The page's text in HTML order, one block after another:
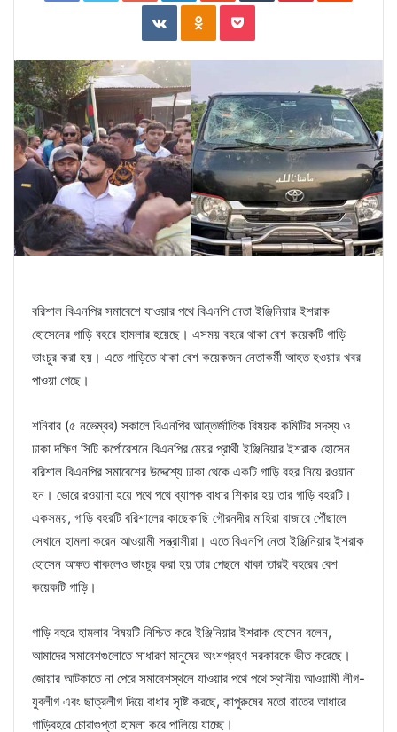
VKontakteOdnoklassniki
Pocket
বরিশাল বিএনপির সমাবেশে যাওয়ার পথে বিএনপি নেতা ইঞ্জিনিয়ার ইশরাক
হোসেনের গাড়ি বহরে হামলার হয়েছে। এসময় বহরে থাকা বেশ কয়েকটি গাড়ি
ভাংচুর করা হয়। এতে গাড়িতে থাকা বেশ কয়েকজন নেতাকর্মী আহত হওয়ার খবর
পাওয়া গেছে।
শনিবার (৫ নভেম্বর) সকালে বিএনপির আন্তর্জাতিক বিষয়ক কমিটির সদস্য ও
ঢাকা দক্ষিণ সিটি কর্পোরেশনে বিএনপির মেয়র প্রার্থী ইঞ্জিনিয়ার ইশরাক হোসেন
বরিশাল বিএনপির সমাবেশের উদ্দেশ্যে ঢাকা থেকে একটি গাড়ি বহর নিয়ে রওয়ানা
হন। ভোরে রওয়ানা হয়ে পথে পথে ব্যাপক বাধার শিকার হয় তার গাড়ি বহরটি।
একসময়, গাড়ি বহরটি বরিশালের কাছেকাছি গৌরনদীর মাহিরা বাজারে পৌঁছালে
সেখানে হামলা করেন আওয়ামী সন্ত্রাসীরা। এতে বিএনপি নেতা ইঞ্জিনিয়ার ইশরাক
হোসেন অক্ষত থাকলেও ভাংচুর করা হয় তার পেছনে থাকা তারই বহরের বেশ
কয়েকটি গাড়ি।
গাড়ি বহরে হামলার বিষয়টি নিশ্চিত করে ইঞ্জিনিয়ার ইশরাক হোসেন বলেন,
আমাদের সমাবেশগুলোতে সাধারণ মানুষের অংশগ্রহণ সরকারকে ভীত করেছে।
জোয়ার আটকাতে না পেরে সমাবেশস্থলে যাওয়ার পথে পথে স্থানীয় আওয়ামী লীগ-
যুবলীগ এবং ছাত্রলীগ দিয়ে বাধার সৃষ্টি করছে, কাপুরুষের মতো রাতের আধারে
গাড়িবহরে চোরাগুপ্তা হামলা করে পালিয়ে যাচ্ছে।